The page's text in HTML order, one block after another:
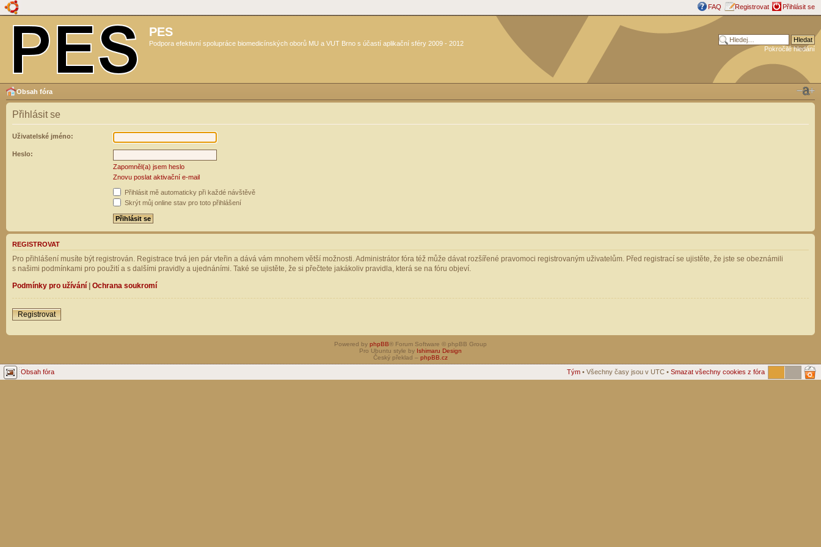
FAQ Registrovat Přihlásit se
PES
Podpora efektivní spolupráce biomedicínských oborů MU a VUT Brno s účastí aplikační sféry 2009 - 2012
Pokročilé hledání
Obsah fóra
Přihlásit se
Uživatelské jméno:
Heslo:
Zapomněl(a) jsem heslo
Znovu poslat aktivační e-mail
Přihlásit mě automaticky při každé návštěvě
Skrýt můj online stav pro toto přihlášení
REGISTROVAT
Pro přihlášení musíte být registrován. Registrace trvá jen pár vteřin a dává vám mnohem větší možnosti. Administrátor fóra též může dávat rozšířené pravomoci registrovaným uživatelům. Před registrací se ujistěte, že jste se obeznámili
s našimi podmínkami pro použití a s dalšími pravidly a ujednáními. Také se ujistěte, že si přečtete jakákoliv pravidla, která se na fóru objeví.
Podmínky pro užívání | Ochrana soukromí
Registrovat
Powered by phpBB® Forum Software © phpBB Group
Pro Ubuntu style by Ishimaru Design
Český překlad – phpBB.cz
Obsah fóra Tým • Všechny časy jsou v UTC • Smazat všechny cookies z fóra